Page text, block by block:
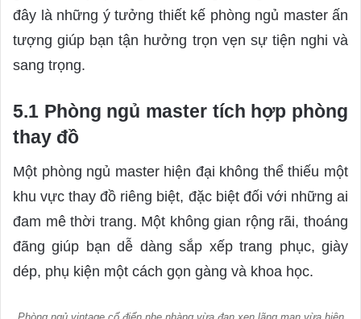
đây là những ý tưởng thiết kế phòng ngủ master ấn
tượng giúp bạn tận hưởng trọn vẹn sự tiện nghi và
sang trọng.
5.1 Phòng ngủ master tích hợp phòng
thay đồ
Một phòng ngủ master hiện đại không thể thiếu một
khu vực thay đồ riêng biệt, đặc biệt đối với những ai
đam mê thời trang. Một không gian rộng rãi, thoáng
đãng giúp bạn dễ dàng sắp xếp trang phục, giày
dép, phụ kiện một cách gọn gàng và khoa học.